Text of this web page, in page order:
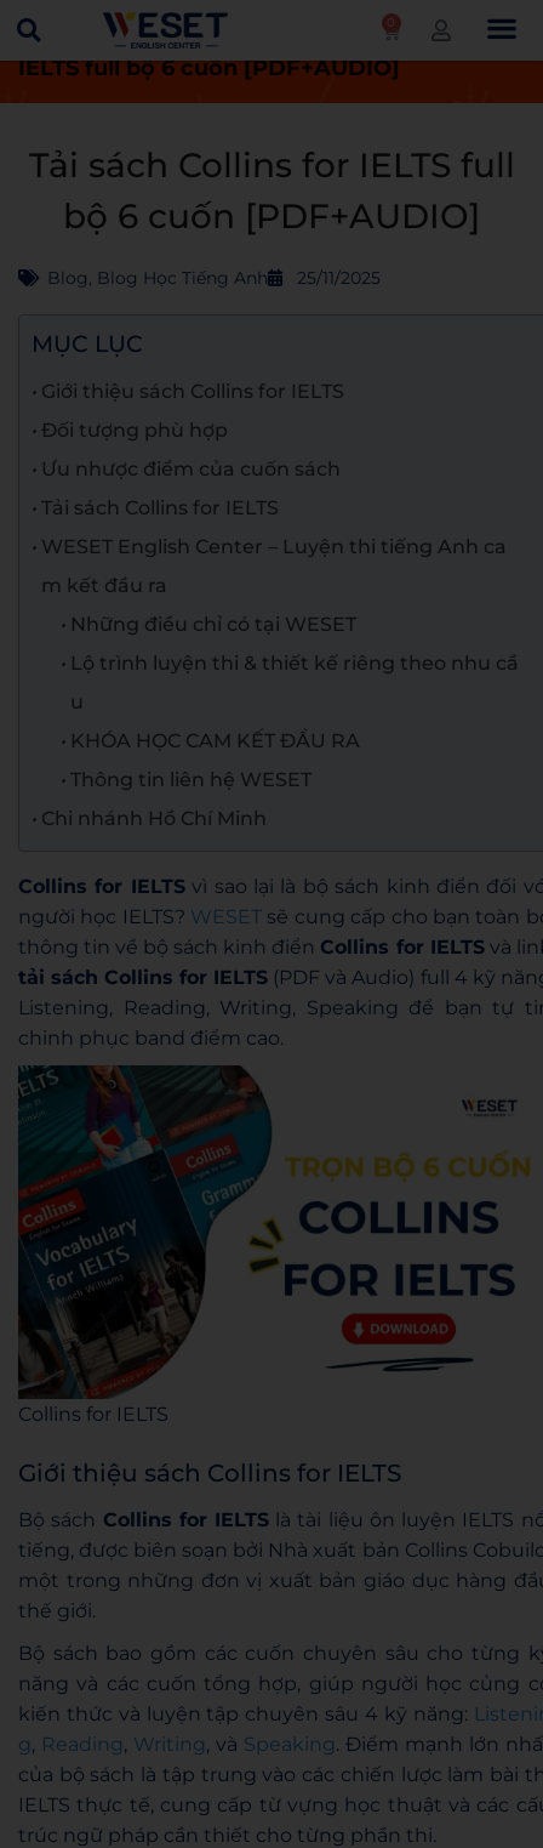
0
Trang chủ Blog
Tải sách Collins for
IELTS full bộ 6 cuốn [PDF+AUDIO]
Tải sách Collins for IELTS full
bộ 6 cuốn [PDF+AUDIO]
Blog, Blog Học Tiếng Anh 25/11/2025
MỤC LỤC
Giới thiệu sách Collins for IELTS
Đối tượng phù hợp
Ưu nhược điểm của cuốn sách
Tải sách Collins for IELTS
WESET English Center – Luyện thi tiếng Anh ca
m kết đầu ra
Những điều chỉ có tại WESET
Lộ trình luyện thi & thiết kế riêng theo nhu cầ
u
KHÓA HỌC CAM KẾT ĐẦU RA
Thông tin liên hệ WESET
Chi nhánh Hồ Chí Minh
Collins for IELTSvì sao lại là bộ sách kinh điển đối
người học IELTS? WESET sẽ cung cấp cho bạn toàn
thông tin về bộ sách kinh điển Collins for IELTSvà
tải sách Collins for IELTS (PDF và Audio) full 4 kỹ
Listening, Reading, Writing, Speaking để bạn tự
chinh phục band điểm cao.
Collins for IELTS
Giới thiệu sách Collins for IELTS
Bộ sách Collins for IELTS là tài liệu ôn luyện IELTS
tiếng, được biên soạn bởi Nhà xuất bản Collins
một trong những đơn vị xuất bản giáo dục hàng
thế giới.
Bộ sách bao gồm các cuốn chuyên sâu cho từng
năng và các cuốn tổng hợp, giúp người học củng
kiến thức và luyện tập chuyên sâu 4 kỹ năng:
g, Reading, Writing, và Speaking. Điểm mạnh lớn
của bộ sách là tập trung vào các chiến lược làm bài
IELTS thực tế, cung cấp từ vựng học thuật và các
trúc ngữ pháp cần thiết cho từng phần thi.